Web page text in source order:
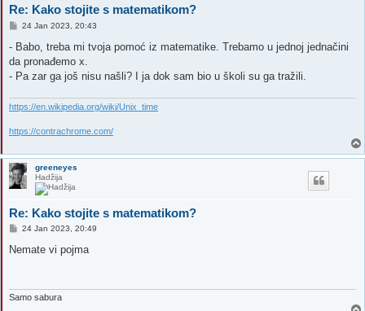
Re: Kako stojite s matematikom?
P
s
24 Jan 2023, 20:43
- Babo, treba mi tvoja pomoć iz matematike. Trebamo u jednoj jednačini
da pronađemo x.
- Pa zar ga još nisu našli? I ja dok sam bio u školi su ga tražili.
https://en.wikipedia.org/wiki/Unix_time
https://contrachrome.com/
greeneyes
Hadžija
Re: Kako stojite s matematikom?
P
s
24 Jan 2023, 20:49
Nemate vi pojma
Samo sabura